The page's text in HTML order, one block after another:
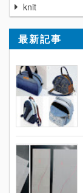
knit
最新記事